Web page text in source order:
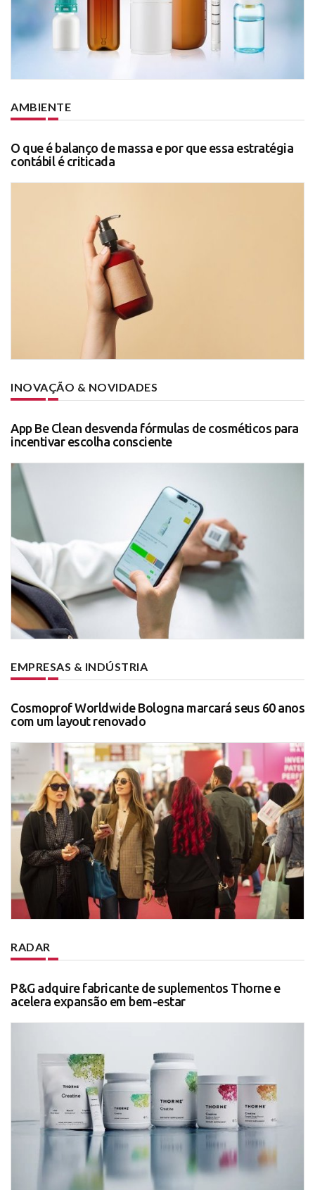
AMBIENTE
O que é balanço de massa e por que essa estratégia
contábil é criticada
INOVAÇÃO & NOVIDADES
App Be Clean desvenda fórmulas de cosméticos para
incentivar escolha consciente
EMPRESAS & INDÚSTRIA
Cosmoprof Worldwide Bologna marcará seus 60 anos
com um layout renovado
RADAR
P&G adquire fabricante de suplementos Thorne e
acelera expansão em bem-estar